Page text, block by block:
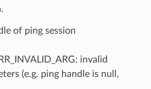
of ping session
invalid
(e.g. ping handle is null,